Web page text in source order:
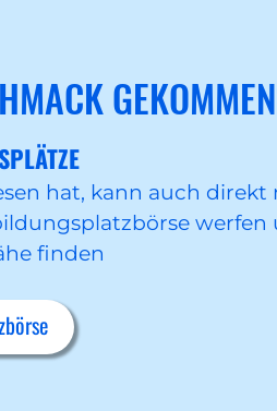
hat, kann auch direkt
werfen
finden